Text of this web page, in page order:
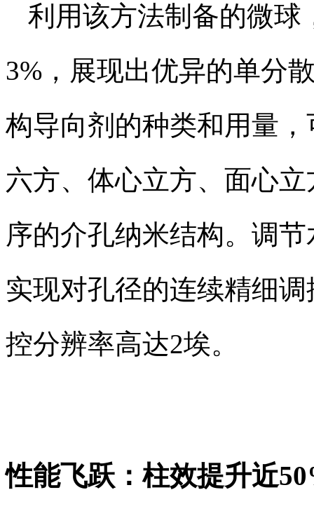
利用该方法制备的微球
3%，展现出优异的单分
构导向剂的种类和用量
六方、体心立方、面心
序的介孔纳米结构。调
实现对孔径的连续精细
控分辨率高达2埃。
性能飞跃：柱效提升近